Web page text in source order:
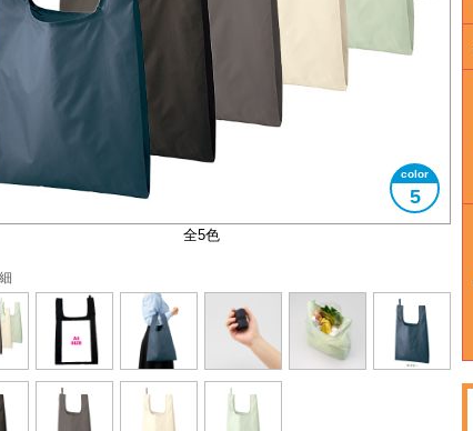
全5色
5
A4サイズ対応
大きさイメージ
コンパクトに折りたたむことができます
使用イメージ